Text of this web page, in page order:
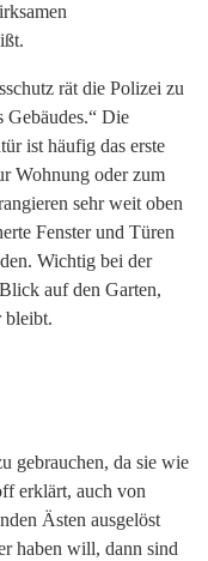
rät die Polizei zu
Gebäudes.“ Die
ist häufig das erste
Wohnung oder zum
sehr weit oben
Fenster und Türen
Wichtig bei der
auf den Garten,
bleibt.
gebrauchen, da sie wie
erklärt, auch von
Ästen ausgelöst
haben will, dann sind